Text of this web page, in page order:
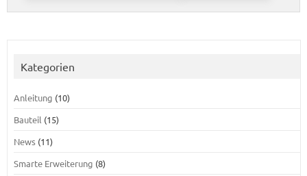
Kategorien
Anleitung (10)
Bauteil (15)
News(11)
Smarte Erweiterung (8)